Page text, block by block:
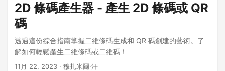
2D 條碼產生器 - 產生 2D 條碼或 QR
碼
透過這份綜合指南掌握二維條碼生成和 QR 碼創建的藝術。了
解如何輕鬆產生二維條碼或二維碼！
11月 22, 2023 · 穆扎米爾·汗